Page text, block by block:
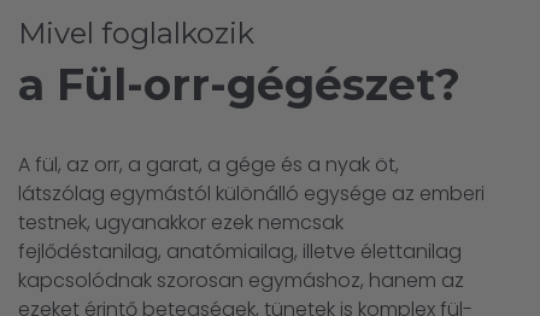
Mivel foglalkozik
a Fül-orr-gégészet?
A fül, az orr, a garat, a gége és a nyak öt,
látszólag egymástól különálló egysége az emberi
testnek, ugyanakkor ezek nemcsak
fejlődéstanilag, anatómiailag, illetve élettanilag
kapcsolódnak szorosan egymáshoz, hanem az
ezeket érintő betegségek, tünetek is komplex fül-